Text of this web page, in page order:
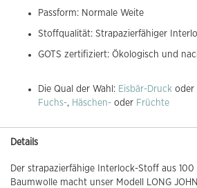
Passform: Normale Weite
Stoffqualität: Strapazierfähiger
GOTS zertifiziert: Ökologisch und
Die Qual der Wahl: Eisbär-Druck oder
Fuchs-, Häschen- oder Früchte
Details
Der strapazierfähige Interlock-Stoff aus
Baumwolle macht unser Modell LONG